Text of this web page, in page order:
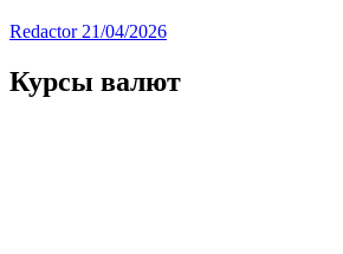
Redactor 21/04/2026
Курсы валют